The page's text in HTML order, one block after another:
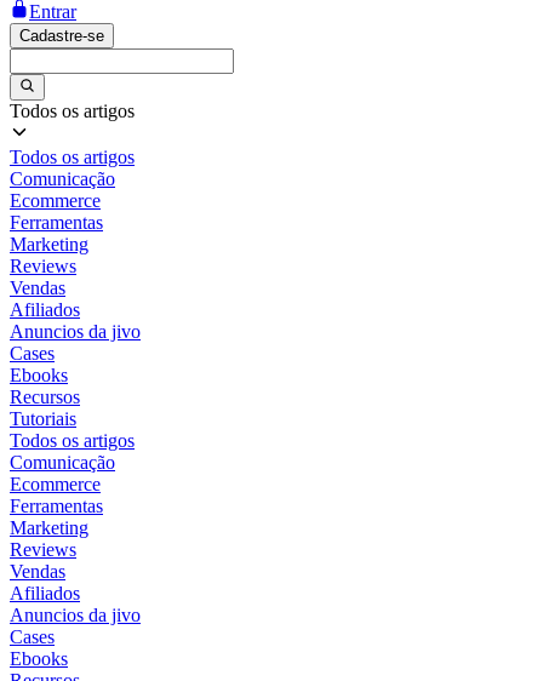
Entrar
Cadastre-se
Todos os artigos
Todos os artigos
Comunicação
Ecommerce
Ferramentas
Marketing
Reviews
Vendas
Afiliados
Anuncios da jivo
Cases
Ebooks
Recursos
Tutoriais
Todos os artigos
Comunicação
Ecommerce
Ferramentas
Marketing
Reviews
Vendas
Afiliados
Anuncios da jivo
Cases
Ebooks